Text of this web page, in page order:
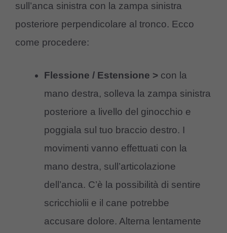
sull’anca sinistra con la zampa sinistra
posteriore perpendicolare al tronco. Ecco
come procedere:
Flessione / Estensione > con la
mano destra, solleva la zampa sinistra
posteriore a livello del ginocchio e
poggiala sul tuo braccio destro. I
movimenti vanno effettuati con la
mano destra, sull’articolazione
dell’anca. C’è la possibilità di sentire
scricchiolii e il cane potrebbe
accusare dolore. Alterna lentamente